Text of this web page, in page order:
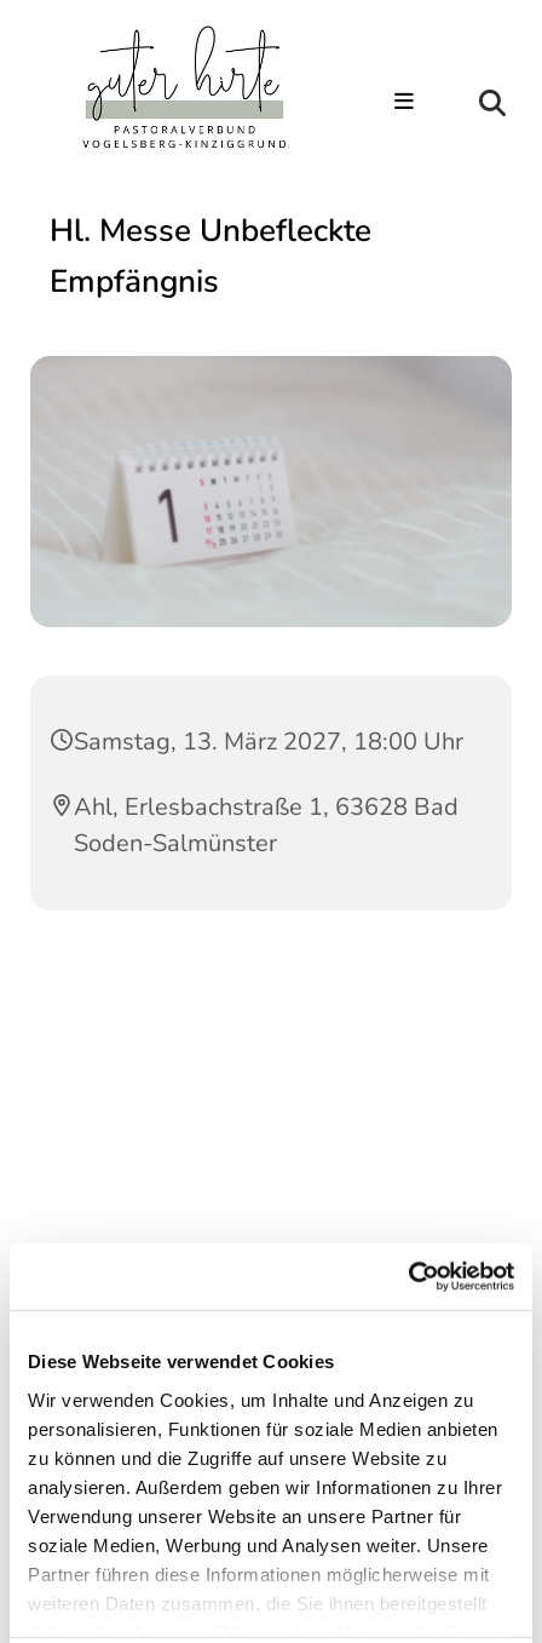
Diese Webseite verwendet Cookies
Wir verwenden Cookies, um Inhalte und Anzeigen zu
personalisieren, Funktionen für soziale Medien anbieten
zu können und die Zugriffe auf unsere Website zu
analysieren. Außerdem geben wir Informationen zu Ihrer
Verwendung unserer Website an unsere Partner für
soziale Medien, Werbung und Analysen weiter. Unsere
Partner führen diese Informationen möglicherweise mit
weiteren Daten zusammen, die Sie ihnen bereitgestellt
Hl. Messe Unbefleckte
Empfängnis
Samstag, 13. März 2027, 18:00 Uhr
Ahl, Erlesbachstraße 1, 63628 Bad
Soden-Salmünster
Dies könnte Sie auch
interessieren